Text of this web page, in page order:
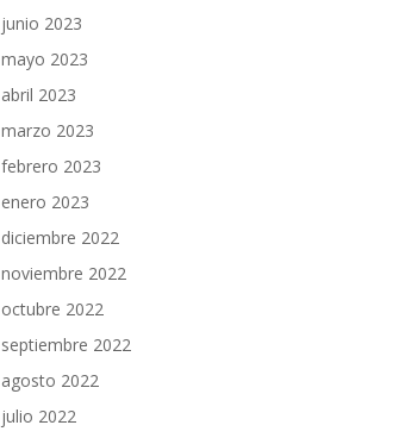
junio 2023
mayo 2023
abril 2023
marzo 2023
febrero 2023
enero 2023
diciembre 2022
noviembre 2022
octubre 2022
septiembre 2022
agosto 2022
julio 2022